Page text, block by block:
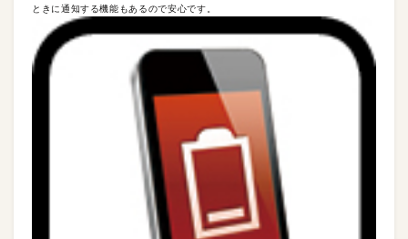
ときに通知する機能もあるので安心です。